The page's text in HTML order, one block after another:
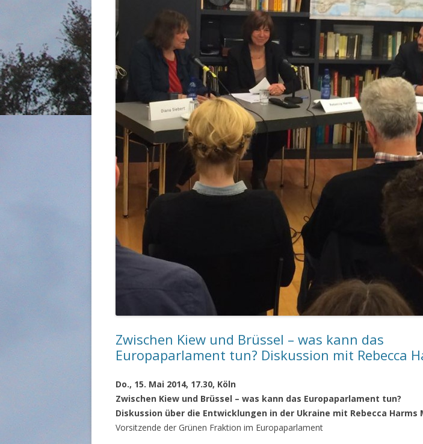
Zwischen Kiew und Brüssel – was kann das
Europaparlament tun? Diskussion mit Rebecca
Do., 15. Mai 2014, 17.30, Köln
Zwischen Kiew und Brüssel – was kann das Europaparlament tun?
Diskussion über die Entwicklungen in der Ukraine mit Rebecca Harms
Vorsitzende der Grünen Fraktion im Europaparlament